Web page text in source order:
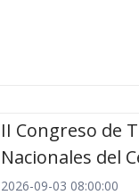
II Congreso de
Nacionales del
2026-09-03 08:00:00